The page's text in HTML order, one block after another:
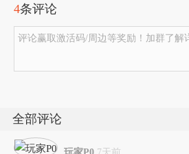
4条评论
评论赢取激活码/周边等奖励！加群了解
全部评论